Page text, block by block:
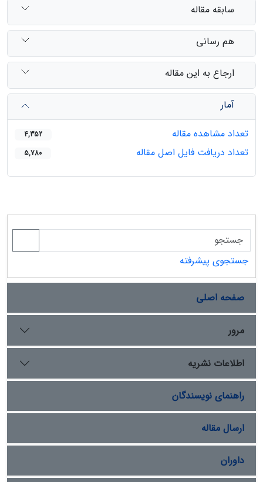
سابقه مقاله
هم رسانی
ارجاع به این مقاله
آمار
تعداد مشاهده مقاله
4,352
تعداد دریافت فایل اصل مقاله 5,780
جستجوی پیشرفته
صفحه اصلی
مرور
اطلاعات نشریه
راهنمای نویسندگان
ارسال مقاله
داوران